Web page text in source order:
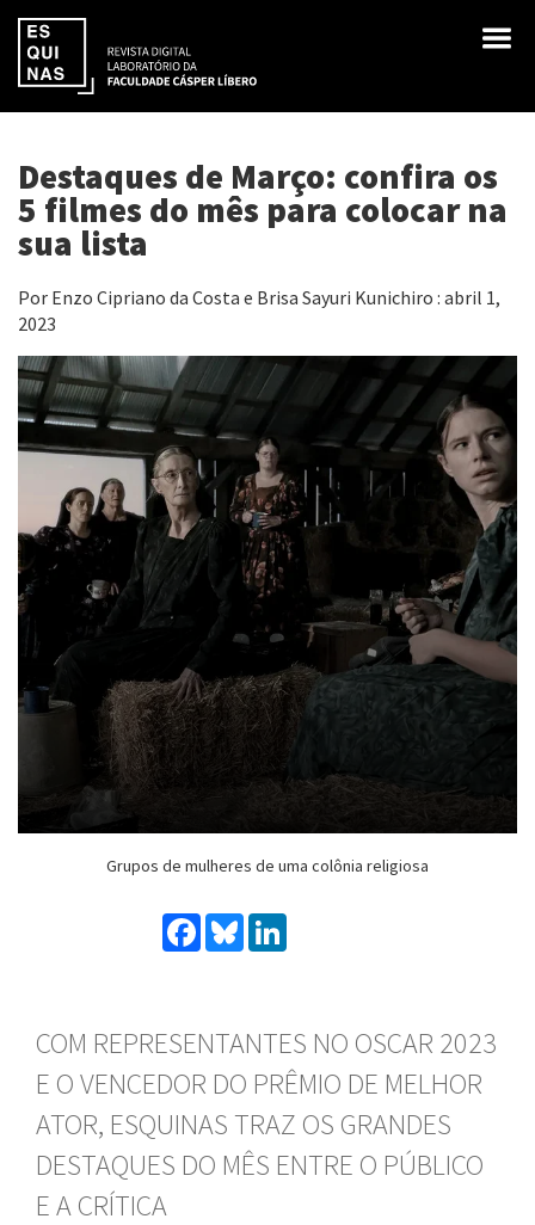
Destaques de Março: confira os
5 filmes do mês para colocar na
sua lista
Por Enzo Cipriano da Costa e Brisa Sayuri Kunichiro : abril 1,
2023
Grupos de mulheres de uma colônia religiosa
Facebook
Bluesky
COM REPRESENTANTES NO OSCAR 2023
E O VENCEDOR DO PRÊMIO DE MELHOR
ATOR, ESQUINAS TRAZ OS GRANDES
DESTAQUES DO MÊS ENTRE O PÚBLICO
E A CRÍTICA